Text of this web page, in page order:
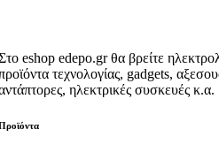
eshop edepo.gr θα βρείτε
τεχνολογίας, gadgets,
ηλεκτρικές συσκευές κ.α.